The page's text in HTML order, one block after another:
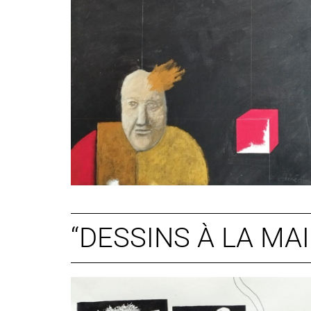
“DESSINS À LA